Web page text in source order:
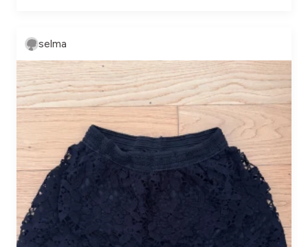
selma